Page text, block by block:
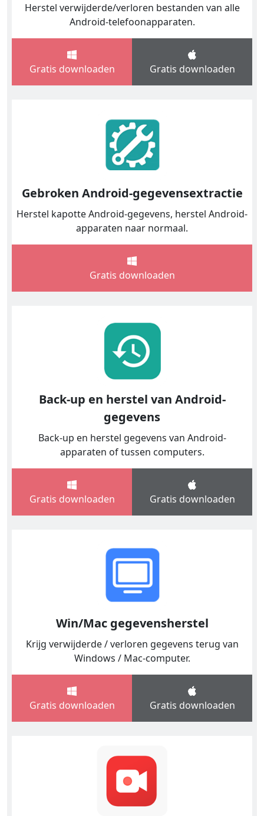
Herstel verwijderde/verloren bestanden van alle
Android-telefoonapparaten.
Gratis downloaden Gratis downloaden
Gebroken Android-gegevensextractie
Herstel kapotte Android-gegevens, herstel Android-
apparaten naar normaal.
Gratis downloaden
Back-up en herstel van Android-
gegevens
Back-up en herstel gegevens van Android-
apparaten of tussen computers.
Gratis downloaden Gratis downloaden
Win/Mac gegevensherstel
Krijg verwijderde / verloren gegevens terug van
Windows / Mac-computer.
Gratis downloaden Gratis downloaden